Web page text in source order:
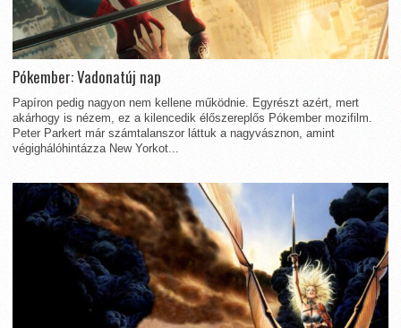
Pókember: Vadonatúj nap
Papíron pedig nagyon nem kellene működnie. Egyrészt azért, mert
akárhogy is nézem, ez a kilencedik élőszereplős Pókember mozifilm.
Peter Parkert már számtalanszor láttuk a nagyvásznon, amint
végighálóhintázza New Yorkot...